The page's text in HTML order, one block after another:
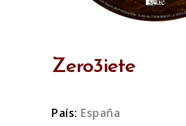
Zero3iete
País: España